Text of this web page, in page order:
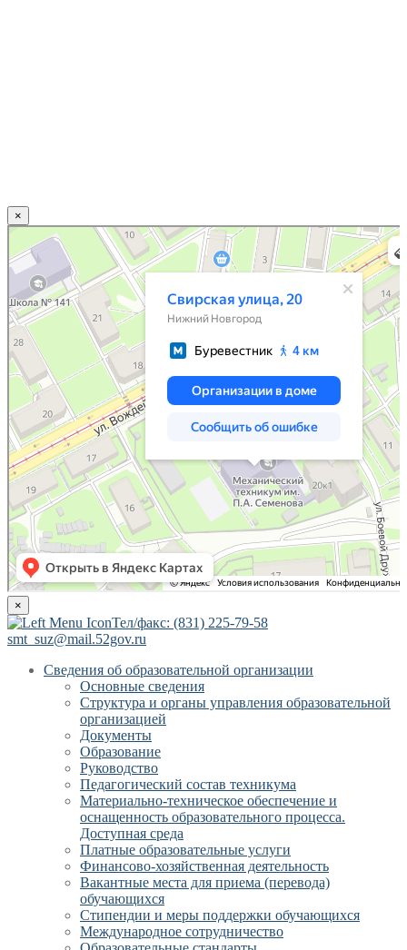
×
Нижний Новгород
Свирская улица, 20 — Яндекс.Карты
×
Тел/факс: (831) 225-79-58
smt_suz@mail.52gov.ru
Сведения об образовательной организации
Основные сведения
Структура и органы управления образовательной
организацией
Документы
Образование
Руководство
Педагогический состав техникума
Материально-техническое обеспечение и
оснащенность образовательного процесса.
Доступная среда
Платные образовательные услуги
Финансово-хозяйственная деятельность
Вакантные места для приема (перевода)
обучающихся
Стипендии и меры поддержки обучающихся
Международное сотрудничество